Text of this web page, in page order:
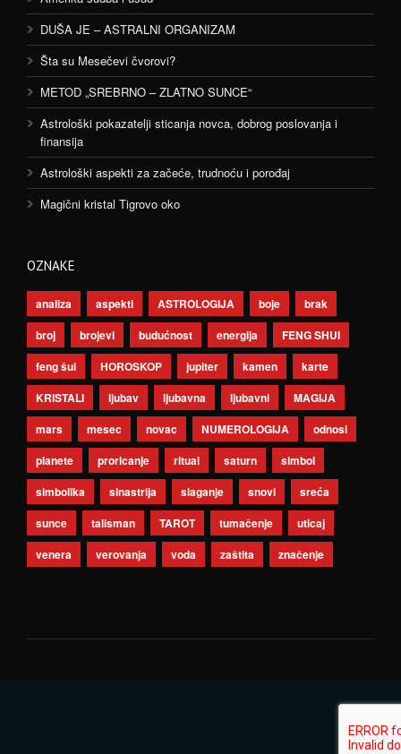
DUŠA JE – ASTRALNI ORGANIZAM
Šta su Mesečevi čvorovi?
METOD „SREBRNO – ZLATNO SUNCE“
Astrološki pokazatelji sticanja novca, dobrog poslovanja i
finansija
Astrološki aspekti za začeće, trudnoću i porođaj
Magični kristal Tigrovo oko
OZNAKE
analiza aspekti ASTROLOGIJA boje
brak
broj
brojevi budućnost energija
FENG SHUI
feng šui
HOROSKOP jupiter kamen
karte
KRISTALI
ljubav ljubavna ljubavni
MAGIJA
mars
mesec novac NUMEROLOGIJA
odnosi
planete
proricanje ritual saturn
simbol
simbolika
sinastrija slaganje snovi
sreća
sunce
talisman TAROT tumačenje
uticaj
venera
verovanja voda zaštita značenje